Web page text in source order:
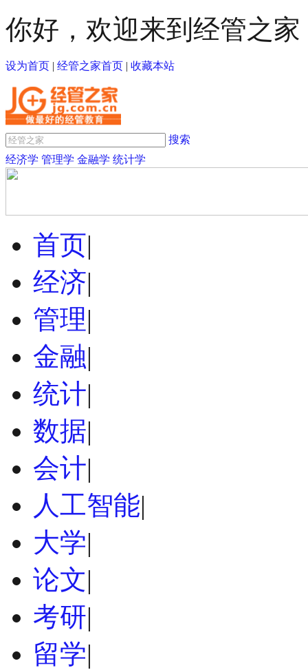
你好，欢迎来到经管之家
设为首页 | 经管之家首页 | 收藏本站
搜索
经济学 管理学 金融学 统计学
首页|
经济|
管理|
金融|
统计|
数据|
会计|
人工智能|
大学|
论文|
考研|
留学|